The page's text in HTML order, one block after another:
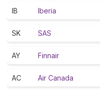
IB Iberia
SK SAS
AY Finnair
AC Air Canada